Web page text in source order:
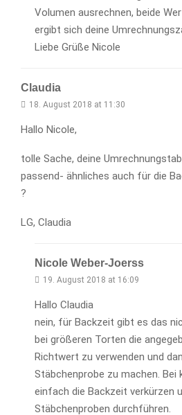
Volumen ausrechnen, beide
ergibt sich deine
Liebe Grüße Nicole
Claudia
18. August 2018 at 11:30
Hallo Nicole,
tolle Sache, deine
passend- ähnliches auch für die
?
LG, Claudia
Nicole Weber-Joerss
19. August 2018 at 16:09
Hallo Claudia
nein, für Backzeit gibt es das
bei größeren Torten die
Richtwert zu verwenden und
Stäbchenprobe zu machen. Bei
einfach die Backzeit verkürzen
Stäbchenproben durchführen.